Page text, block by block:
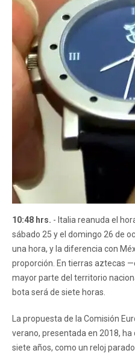
10:48 hrs. - Italia reanuda el
sábado 25 y el domingo 26 de
una hora, y la diferencia con
proporción. En tierras aztecas
mayor parte del territorio
bota será de siete horas.
La propuesta de la Comisión
verano, presentada en 2018, ha
siete años, como un reloj parado.